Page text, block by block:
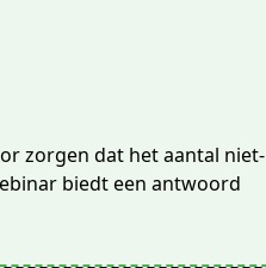
zorgen dat het aantal niet-
biedt een antwoord